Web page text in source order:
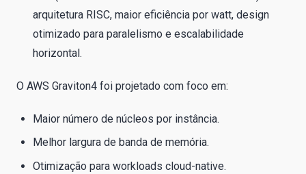
arquitetura RISC, maior eficiência por watt, design
otimizado para paralelismo e escalabilidade
horizontal.
O AWS Graviton4 foi projetado com foco em:
Maior número de núcleos por instância.
Melhor largura de banda de memória.
Otimização para workloads cloud-native.